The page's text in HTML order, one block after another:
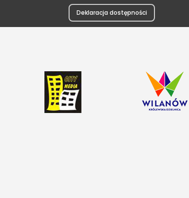
Deklaracja dostępności